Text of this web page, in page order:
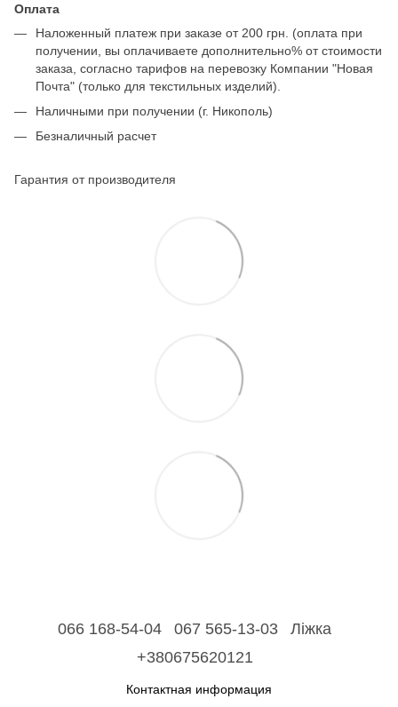
Оплата
Наложенный платеж при заказе от 200 грн. (оплата при
получении, вы оплачиваете дополнительно% от стоимости
заказа, согласно тарифов на перевозку Компании "Новая
Почта" (только для текстильных изделий).
Наличными при получении (г. Никополь)
Безналичный расчет
Гарантия от производителя
066 168-54-04 067 565-13-03
Ліжка
+380675620121
Контактная информация